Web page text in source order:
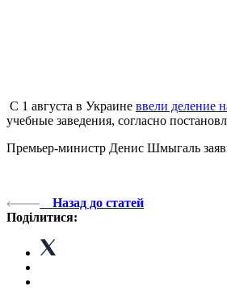
С 1 августа в Украине ввели деление
учебные заведения, согласно
Премьер-министр Денис Шмыгаль
Назад до статей
Поділитися: